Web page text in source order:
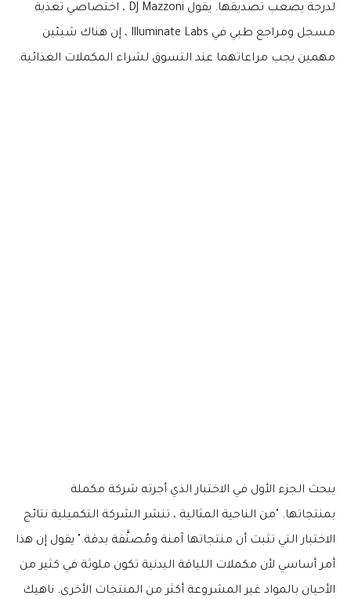
لدرجة يصعب تصديقها. يقول DJ Mazzoni ، اختصاصي تغذية
مسجل ومراجع طبي في Illuminate Labs ، إن هناك شيئين
مهمين يجب مراعاتهما عند التسوق لشراء المكملات الغذائية.
يبحث الجزء الأول في الاختبار الذي أجرته شركة مكملة
بمنتجاتها. "من الناحية المثالية ، تنشر الشركة التكميلية نتائج
الاختبار التي تثبت أن منتجاتها آمنة ومُصنَّفة بدقة." يقول إن هذا
أمر أساسي لأن مكملات اللياقة البدنية تكون ملوثة في كثير من
الأحيان بالمواد غير المشروعة أكثر من المنتجات الأخرى. ناهيك